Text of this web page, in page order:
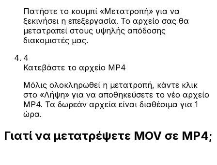
Πατήστε το κουμπί «Μετατροπή» για να
ξεκινήσει η επεξεργασία. Το αρχείο σας θα
μετατραπεί στους υψηλής απόδοσης
διακομιστές μας.
4
Κατεβάστε το αρχείο MP4
Μόλις ολοκληρωθεί η μετατροπή, κάντε κλικ
στο «Λήψη» για να αποθηκεύσετε το νέο αρχείο
MP4. Τα δωρεάν αρχεία είναι διαθέσιμα για 1
ώρα.
Γιατί να μετατρέψετε MOV σε MP4;